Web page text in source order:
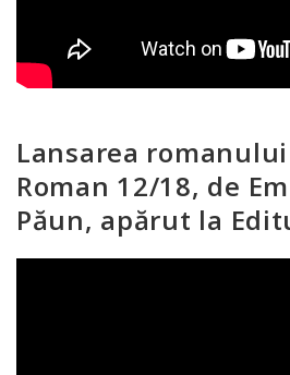
Lansarea
Roman 12/18, de
Păun, apărut la